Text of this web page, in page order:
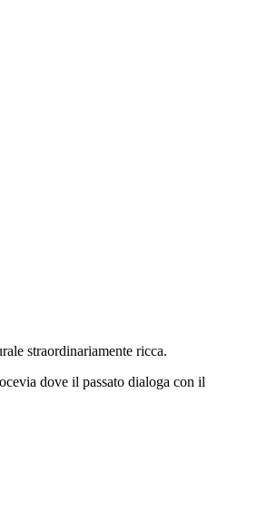
straordinariamente ricca.
dove il passato dialoga con il